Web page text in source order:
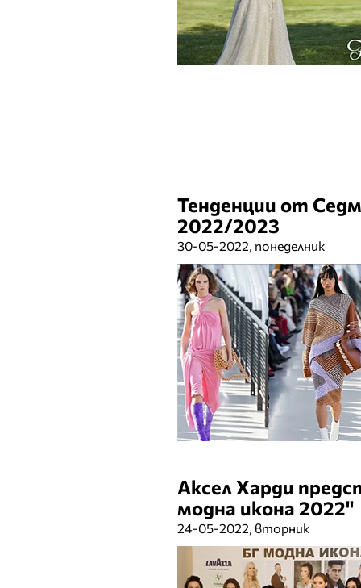
Тенденции от
2022/2023
30-05-2022, понеделник
Аксел Харди
модна икона 2022"
24-05-2022, вторник